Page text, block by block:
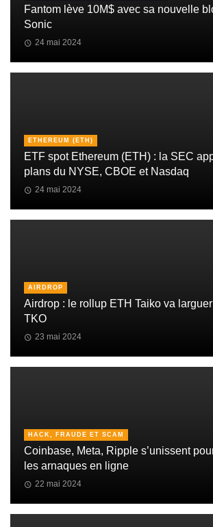
Fantom lève 10M$ avec sa nouvelle
Sonic
24 mai 2024
ETHEREUM (ETH)
ETF spot Ethereum (ETH) : la SEC
plans du NYSE, CBOE et Nasdaq
24 mai 2024
AIRDROP
Airdrop : le rollup ETH Taiko va
TKO
23 mai 2024
HACK, FRAUDE ET SCAM
Coinbase, Meta, Ripple s’unissent
les arnaques en ligne
22 mai 2024